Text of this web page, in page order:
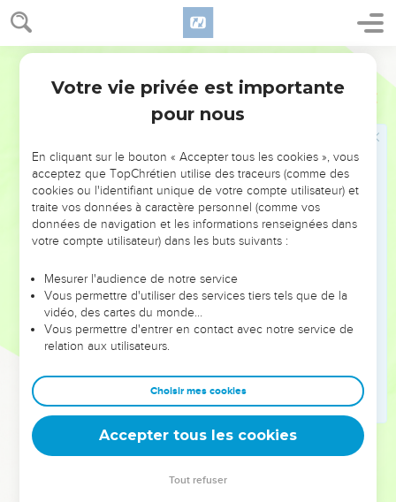
Hébreux 2
de fils, élevât à la perfection par les souffrances le Prince de
leur salut.
Car celui qui sanctifie et ceux qui sont sanctifiés sont tous
issus d'un seul. C'est pourquoi il n'a pas honte de les appeler
lorsqu'il dit : J'annoncerai ton nom à mes frères, Je te
Et encore : Je me confierai en toi. Et encore : Me voici, moi
et les enfants que Dieu m'a donnés.
Ainsi donc, puisque les enfants participent au sang et à la
chair, il y a également participé lui-même, afin que, par la
dire le diable,
et qu'il délivrât tous ceux qui, par crainte de la mort,
étaient toute leur vie retenus dans la servitude.
16
aide, mais c'est à la postérité d'Abraham.
En conséquence, il a dû être rendu semblable en toutes
choses à ses frères, afin qu'il fût un souverain sacrificateur
miséricordieux et fidèle dans le service de Dieu, pour faire
Votre vie privée est importante
pour nous
En cliquant sur le bouton « Accepter tous les cookies », vous
acceptez que TopChrétien utilise des traceurs (comme des
cookies ou l'identifiant unique de votre compte utilisateur) et
traite vos données à caractère personnel (comme vos
données de navigation et les informations renseignées dans
votre compte utilisateur) dans les buts suivants :
Mesurer l'audience de notre service
Vous permettre d'utiliser des services tiers tels que de la
vidéo, des cartes du monde…
Vous permettre d'entrer en contact avec notre service de
relation aux utilisateurs.
Choisir mes cookies
Accepter tous les cookies
Tout refuser